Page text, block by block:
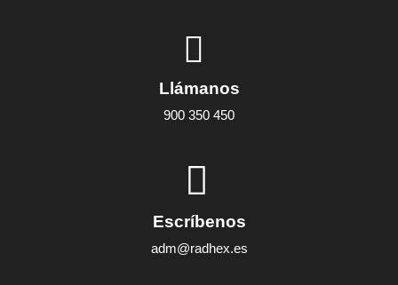
Llámanos
900 350 450
Escríbenos
adm@radhex.es